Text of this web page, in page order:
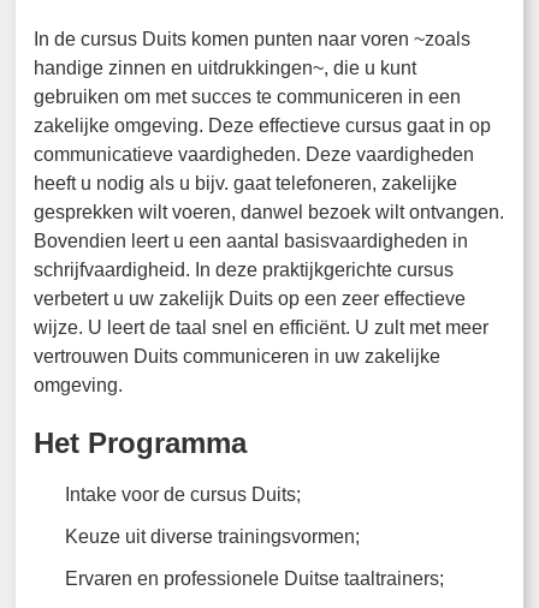
In de cursus Duits komen punten naar voren ~zoals
handige zinnen en uitdrukkingen~, die u kunt
gebruiken om met succes te communiceren in een
zakelijke omgeving. Deze effectieve cursus gaat in op
communicatieve vaardigheden. Deze vaardigheden
heeft u nodig als u bijv. gaat telefoneren, zakelijke
gesprekken wilt voeren, danwel bezoek wilt ontvangen.
Bovendien leert u een aantal basisvaardigheden in
schrijfvaardigheid. In deze praktijkgerichte cursus
verbetert u uw zakelijk Duits op een zeer effectieve
wijze. U leert de taal snel en efficiënt. U zult met meer
vertrouwen Duits communiceren in uw zakelijke
omgeving.
Het Programma
Intake voor de cursus Duits;
Keuze uit diverse trainingsvormen;
Ervaren en professionele Duitse taaltrainers;